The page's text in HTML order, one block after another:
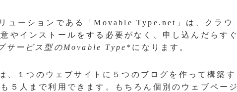
ューションである「Movable Type.net」は、クラウ
やインストールをする必要がなく、申し込んだらすぐ
サービス型のMovable Type *になります。
、１つのウェブサイトに５つのブログを作って構築す
５人まで利用できます。もちろん個別のウェブページ